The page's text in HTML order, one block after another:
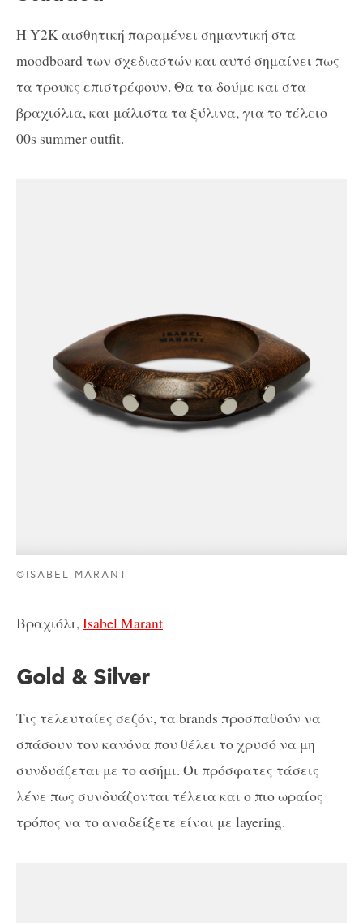
Η Y2K αισθητική παραμένει σημαντική στα
moodboard των σχεδιαστών και αυτό σημαίνει πως
τα τρουκς επιστρέφουν. Θα τα δούμε και στα
βραχιόλια, και μάλιστα τα ξύλινα, για το τέλειο
00s summer outfit.
©ISABEL MARANT
Βραχιόλι,Isabel Marant
Gold & Silver
Τις τελευταίες σεζόν, τα brands προσπαθούν να
σπάσουν τον κανόνα που θέλει το χρυσό να μη
συνδυάζεται με το ασήμι. Οι πρόσφατες τάσεις
λένε πως συνδυάζονται τέλεια και ο πιο ωραίος
τρόπος να το αναδείξετε είναι με layering.